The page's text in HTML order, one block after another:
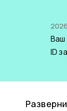
Ваш
ID